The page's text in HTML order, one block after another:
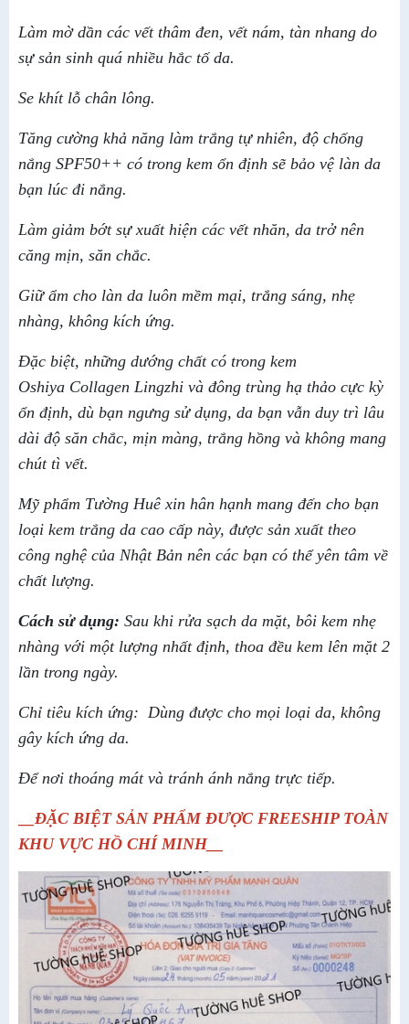
Làm mờ dần các vết thâm đen, vết nám, tàn nhang do
sự sản sinh quá nhiều hắc tố da.
Se khít lỗ chân lông.
Tăng cường khả năng làm trắng tự nhiên, độ chống
nắng SPF50++ có trong kem ổn định sẽ bảo vệ làn da
bạn lúc đi nắng.
Làm giảm bớt sự xuất hiện các vết nhăn, da trở nên
căng mịn, săn chắc.
Giữ ẩm cho làn da luôn mềm mại, trắng sáng, nhẹ
nhàng, không kích ứng.
Đặc biệt, những dướng chất có trong kem
Oshiya Collagen Lingzhi và đông trùng hạ thảo cực kỳ
ổn định, dù bạn ngưng sử dụng, da bạn vẫn duy trì lâu
dài độ săn chắc, mịn màng, trắng hồng và không mang
chút tì vết.
Mỹ phẩm Tường Huê xin hân hạnh mang đến cho bạn
loại kem trắng da cao cấp này, được sản xuất theo
công nghệ của Nhật Bản nên các bạn có thể yên tâm về
chất lượng.
Cách sử dụng: Sau khi rửa sạch da mặt, bôi kem nhẹ
nhàng với một lượng nhất định, thoa đều kem lên mặt 2
lần trong ngày.
Chỉ tiêu kích ứng: Dùng được cho mọi loại da, không
gây kích ứng da.
Để nơi thoáng mát và tránh ánh nắng trực tiếp.
__ĐẶC BIỆT SẢN PHẨM ĐƯỢC FREESHIP TOÀN
KHU VỰC HỒ CHÍ MINH__